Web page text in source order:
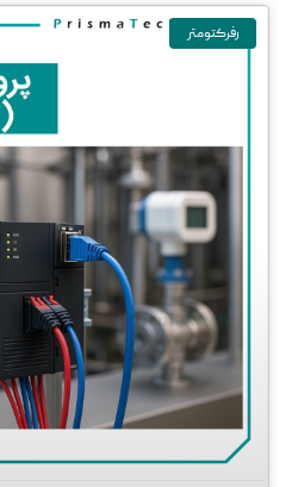
رفرکتومتر